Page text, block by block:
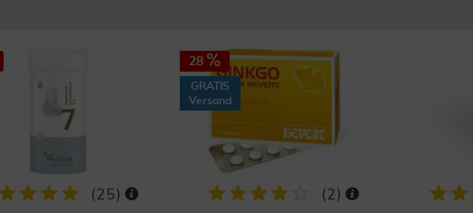
(25)
28
GRATIS
Versand
(2 )